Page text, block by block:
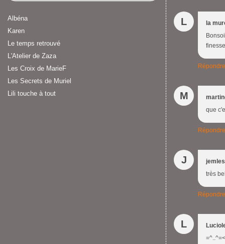
Albéna
Karen
Le temps retrouvé
L'Atelier de Zaza
Les Croix de MarieF
Les Secrets de Muriel
Lili touche à tout
L
la
Répondre
M
que
Répondre
J
très
Répondre
L